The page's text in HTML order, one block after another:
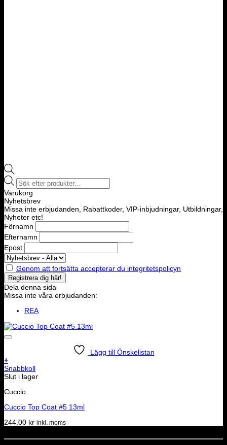
Products
search
Varukorg
Nyhetsbrev
Missa inte erbjudanden, Rabattkoder, VIP-inbjudningar, Utbildningar,
Nyheter etc!
Förnamn
Efternamn
Epost
Genom att fortsätta accepterar du integritetspolicyn
Dela denna sida
Missa inte våra erbjudanden:
REA
Lägg till Önskelistan
+
Snabbkoll
Slut i lager
Cuccio
Cuccio Top Coat #5 13ml
244.00 kr inkl. moms